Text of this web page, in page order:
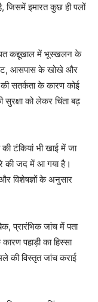
जिसमें इमारत कुछ ही पलों
कद्दूखाल में भूस्खलन के
आसपास के खोखे और
सतर्कता के कारण कोई
को लेकर चिंता बढ़
टंकियां भी खाई में जा
की जद में आ गया है।
विशेषज्ञों के अनुसार
प्रारंभिक जांच में पता
पहाड़ी का हिस्सा
की विस्तृत जांच कराई